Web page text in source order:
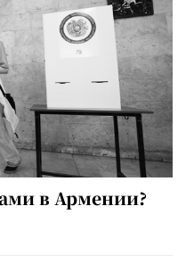
в Армении?